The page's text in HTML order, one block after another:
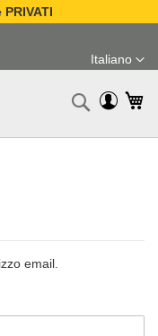
PRIVATI
Lingua
Italiano
email.